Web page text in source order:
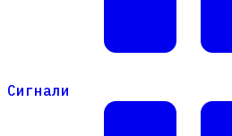
Сигнали